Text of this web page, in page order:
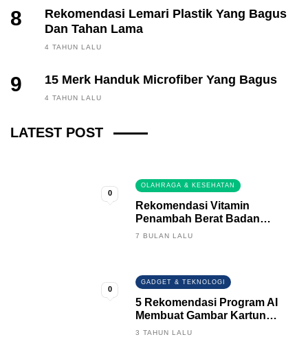
8
Rekomendasi Lemari Plastik Yang Bagus
Dan Tahan Lama
4 TAHUN LALU
9 15 Merk Handuk Microfiber Yang Bagus
4 TAHUN LALU
LATEST POST
FINANCE, INVESTING
3 BULAN LALU
0
OLAHRAGA & KESEHATAN
Rekomendasi Vitamin
Penambah Berat Badan
Terbaik
7 BULAN LALU
0
GADGET & TEKNOLOGI
5 Rekomendasi Program AI
Membuat Gambar Kartun
Keren
3 TAHUN LALU